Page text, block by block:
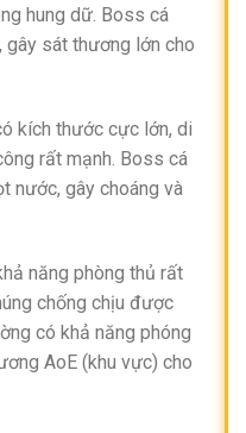
hung dữ. Boss cá
gây sát thương lớn cho
kích thước cực lớn, di
rất mạnh. Boss cá
nước, gây choáng và
năng phòng thủ rất
chống chịu được
có khả năng phóng
AoE (khu vực) cho